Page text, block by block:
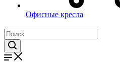
Офисные кресла